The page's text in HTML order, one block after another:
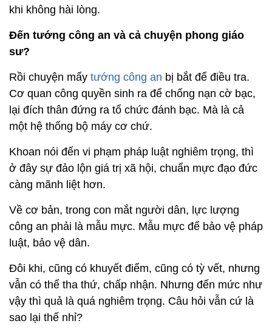
khi không hài lòng.
Đến tướng công an và cả chuyện phong giáo
sư?
Rồi chuyện mấy tướng công an bị bắt để điều tra.
Cơ quan công quyền sinh ra để chống nạn cờ bạc,
lại đích thân đứng ra tổ chức đánh bạc. Mà là cả
một hệ thống bộ máy cơ chứ.
Khoan nói đến vi phạm pháp luật nghiêm trọng, thì
ở đây sự đảo lộn giá trị xã hội, chuẩn mực đạo đức
càng mãnh liệt hơn.
Về cơ bản, trong con mắt người dân, lực lượng
công an phải là mẫu mực. Mẫu mực để bảo vệ pháp
luật, bảo vệ dân.
Đôi khi, cũng có khuyết điểm, cũng có tỳ vết, nhưng
vẫn có thể tha thứ, chấp nhận. Nhưng đến mức như
vậy thì quả là quá nghiêm trọng. Câu hỏi vẫn cứ là
sao lại thế nhỉ?